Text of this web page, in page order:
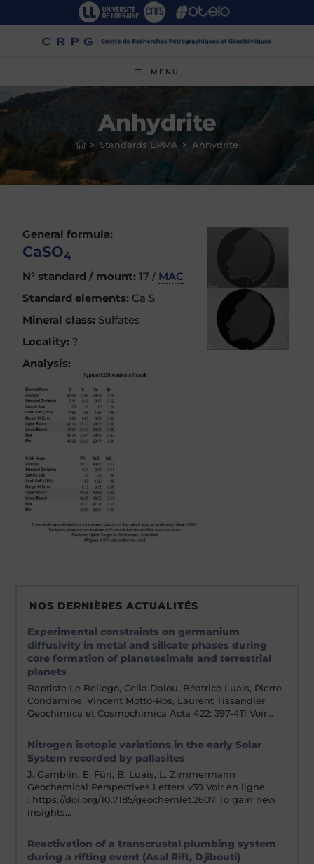
MENU
Anhydrite
> Standards EPMA > Anhydrite
General formula:
CaSO4
N° standard / mount: 17 / MAC
Standard elements: Ca S
Mineral class: Sulfates
Locality: ?
Analysis:
NOS DERNIÈRES ACTUALITÉS
Experimental constraints on germanium
diffusivity in metal and silicate phases during
core formation of planetesimals and terrestrial
planets
Baptiste Le Bellego, Celia Dalou, Béatrice Luais, Pierre
Condamine, Vincent Motto-Ros, Laurent Tissandier
Geochimica et Cosmochimica Acta 422: 397-411 Voir…
Nitrogen isotopic variations in the early Solar
System recorded by pallasites
J. Gamblin, E. Füri, B. Luais, L. Zimmermann
Geochemical Perspectives Letters v39 Voir en ligne
: https://doi.org/10.7185/geochemlet.2607 To gain new
insights…
Reactivation of a transcrustal plumbing system
during a rifting event (Asal Rift, Djibouti)